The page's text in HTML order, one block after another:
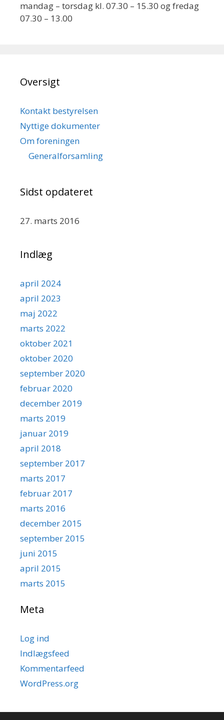
mandag – torsdag kl. 07.30 – 15.30 og fredag
07.30 – 13.00
Oversigt
Kontakt bestyrelsen
Nyttige dokumenter
Om foreningen
Generalforsamling
Sidst opdateret
27. marts 2016
Indlæg
april 2024
april 2023
maj 2022
marts 2022
oktober 2021
oktober 2020
september 2020
februar 2020
december 2019
marts 2019
januar 2019
april 2018
september 2017
marts 2017
februar 2017
marts 2016
december 2015
september 2015
juni 2015
april 2015
marts 2015
Meta
Log ind
Indlægsfeed
Kommentarfeed
WordPress.org